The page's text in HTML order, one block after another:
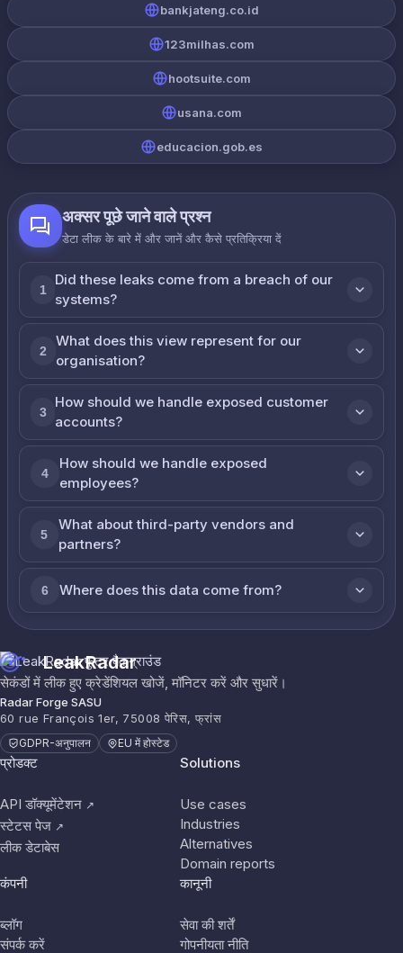
bankjateng.co.id
123milhas.com
hootsuite.com
usana.com
educacion.gob.es
अक्सर पूछे जाने वाले प्रश्न
डेटा लीक के बारे में और जानें और कैसे प्रतिक्रिया दें
1
Did these leaks come from a breach of our
systems?
2
What does this view represent for our
organisation?
3
How should we handle exposed customer
accounts?
4
How should we handle exposed
employees?
5
What about third-party vendors and
partners?
6 Where does this data come from?
LeakRadar
सेकंडों में लीक हुए क्रेडेंशियल खोजें, मॉनिटर करें और सुधारें।
Radar Forge SASU
60 rue François 1er, 75008 पेरिस, फ्रांस
GDPR-अनुपालन EU में होस्टेड
प्रोडक्ट
API डॉक्यूमेंटेशन ↗
स्टेटस पेज ↗
लीक डेटाबेस
Solutions
Use cases
Industries
Alternatives
Domain reports
कंपनी
ब्लॉग
संपर्क करें
कानूनी
सेवा की शर्तें
गोपनीयता नीति